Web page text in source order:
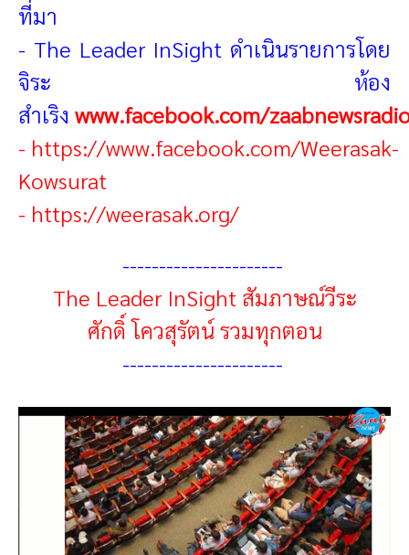
ที่มา
- The Leader InSight ดำเนินรายการโดย
จิระ ห้อง
สำเริง www.facebook.com/
- https://www.facebook.com/Weerasak-
Kowsurat
- https://weerasak.org/
----------------------
The Leader InSight สัมภาษณ์วีระ
ศักดิ์ โควสุรัตน์ รวมทุกตอน
----------------------